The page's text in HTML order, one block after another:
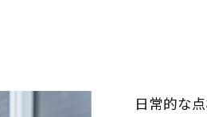
日常的な